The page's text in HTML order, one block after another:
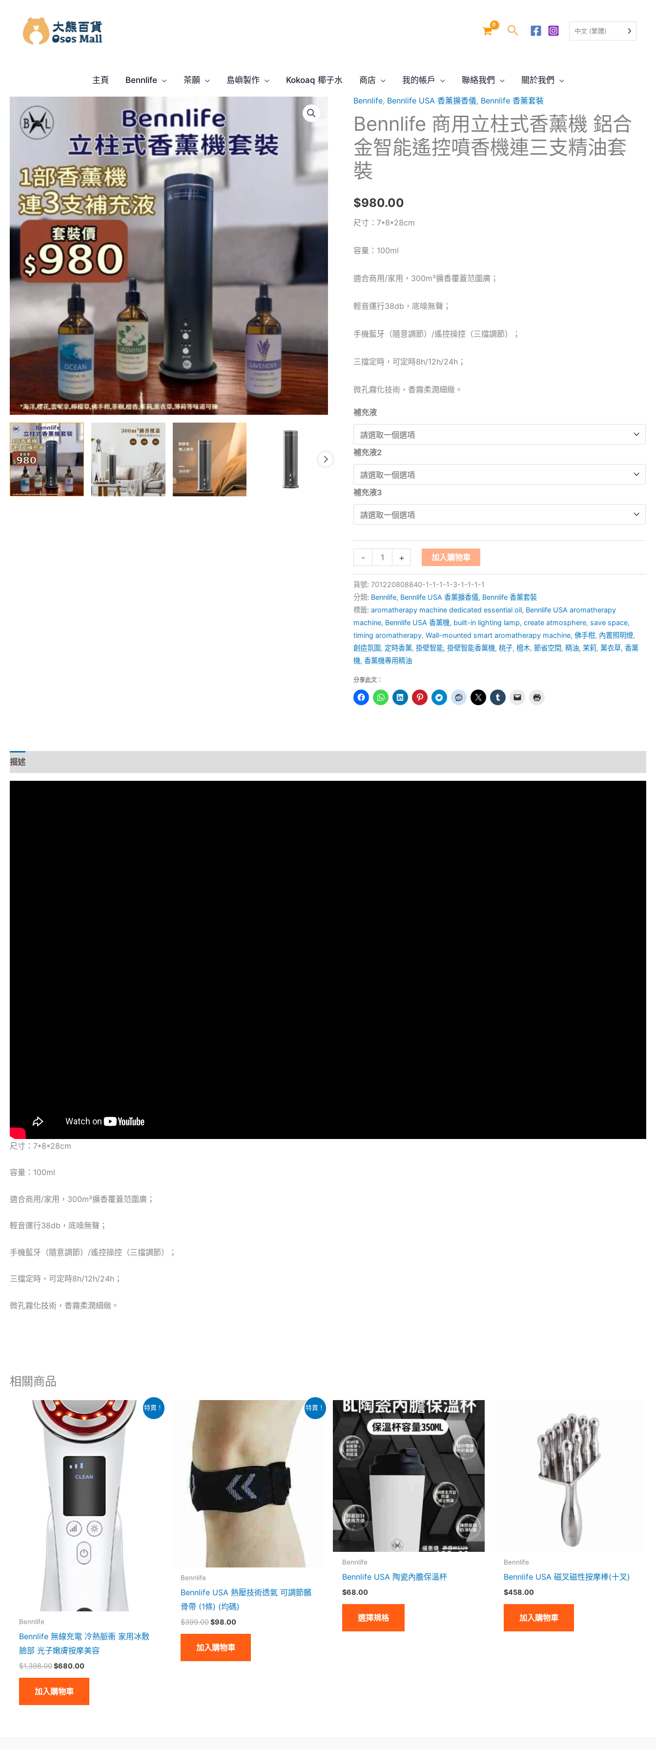
中文 (繁體)
主頁 Bennlife 茶願 島嶼製作 Kokoaq 椰子水 商店 我的帳戶 聯絡我們 關於我們
Bennlife, Bennlife USA 香薰擴香儀, Bennlife 香薰套裝
Bennlife 商用立柱式香薰機 鋁合
金智能遙控噴香機連三支精油套
裝
$980.00
尺寸：7*8*28cm
容量：100ml
適合商用/家用，300m³擴香覆蓋范圍廣；
輕音運行38db，底噪無聲；
手機藍牙（隨意調節）/遙控操控（三擋調節）；
三擋定時，可定時8h/12h/24h；
微孔霧化技術，香霧柔潤細緻。
補充液
補充液2
補充液3
-
Bennlife
商
用
立
柱
式
薰
合
智
遙
噴
機
三
精
油
套
裝
數
量
+ 加入購物車
貨號:701220808840-1-1-1-1-3-1-1-1-1
分類: Bennlife, Bennlife USA 香薰擴香儀, Bennlife 香薰套裝
標籤:aromatherapy machine dedicated essential oil, Bennlife USA aromatherapy
machine, Bennlife USA 香薰機, built-in lighting lamp,create atmosphere, save space,
timing aromatherapy,Wall-mounted smart aromatherapy machine,佛手柑, 內置照明燈,
創造氛圍, 定時香薰,掛壁智能,掛壁智能香薰機,桃子,檀木,節省空間,精油,茉莉,薰衣草,香薰
機,香薰機專用精油
分享此文：
描述
尺寸：7*8*28cm
容量：100ml
適合商用/家用，300m³擴香覆蓋范圍廣；
輕音運行38db，底噪無聲；
手機藍牙（隨意調節）/遙控操控（三擋調節）；
三擋定時，可定時8h/12h/24h；
微孔霧化技術，香霧柔潤細緻。
相關商品
特賣！
Bennlife
Bennlife 無線充電 冷熱脈衝 家用冰敷
臉部 光子嫩膚按摩美容
$1,398.00
原
始
價
格：
$1,398.00。
$680.00
前
價
格：
$680.00。
加入購物車
特賣！
Bennlife
Bennlife USA 熱壓技術透氣 可調節髕
骨帶 (1條) (均碼)
$399.00
$399.00。
$98.00
$98.00。
加入購物車
Bennlife
Bennlife USA 陶瓷內膽保溫杯
$68.00
選擇規格
此
產
品
有
多
種
頁
選
選
Bennlife
Bennlife USA 磁叉磁性按摩棒(十叉)
$458.00
加入購物車